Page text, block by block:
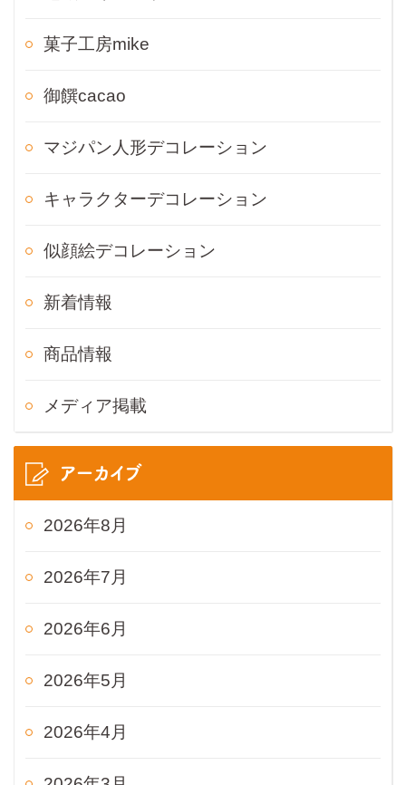
菓子工房mike
御饌cacao
マジパン人形デコレーション
キャラクターデコレーション
似顔絵デコレーション
新着情報
商品情報
メディア掲載
アーカイブ
2026年8月
2026年7月
2026年6月
2026年5月
2026年4月